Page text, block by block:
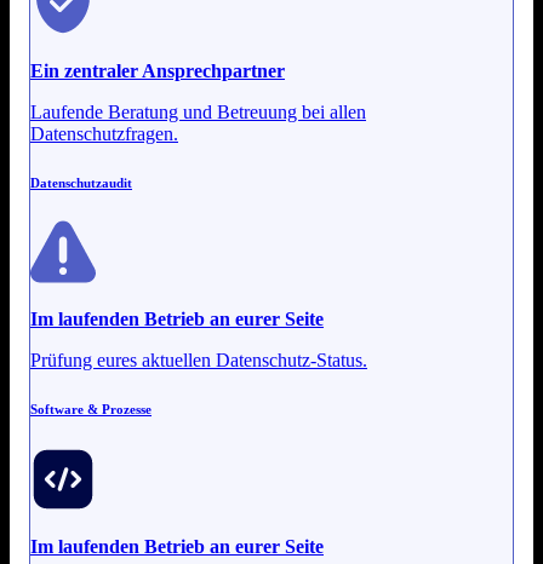
Ein zentraler Ansprechpartner
Laufende Beratung und Betreuung bei allen
Datenschutzfragen.
Datenschutzaudit
Im laufenden Betrieb an eurer Seite
Prüfung eures aktuellen Datenschutz-Status.
Software & Prozesse
Im laufenden Betrieb an eurer Seite